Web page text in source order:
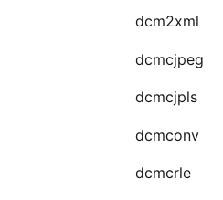
dcm2xml
dcmcjpeg
dcmcjpls
dcmconv
dcmcrle